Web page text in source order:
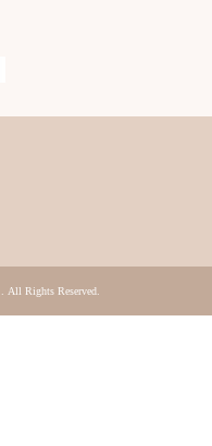
. All Rights Reserved.